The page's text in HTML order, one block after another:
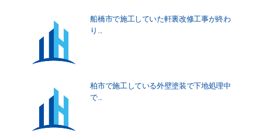
船橋市で施工していた軒裏改修工事が終わ
り...
柏市で施工している外壁塗装で下地処理中
で...